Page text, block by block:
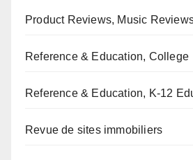
Product Reviews, Music
Reference & Education, College
Reference & Education, K-12
Revue de sites immobiliers